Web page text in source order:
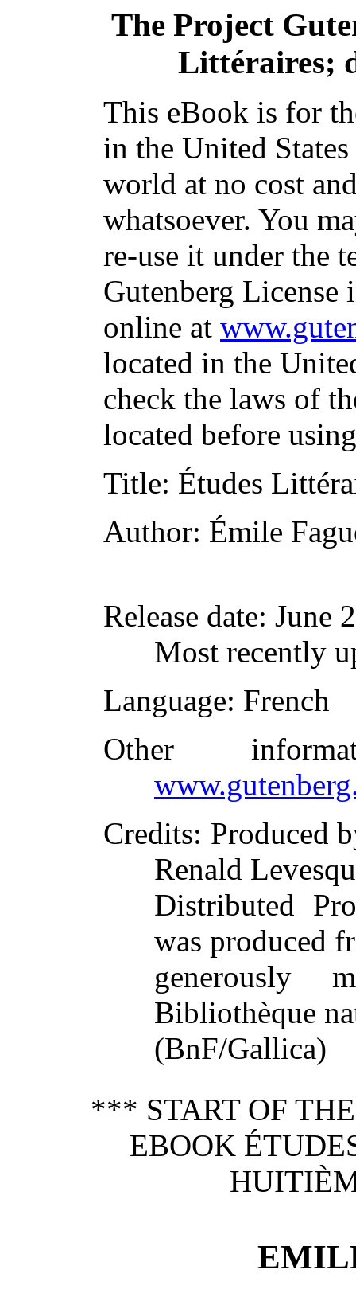
The Project
Littéraires;
This eBook is for
in the United
world at no cost
whatsoever. You
re-use it under the
Gutenberg
online at
located in the
check the laws of
located before
Title: Études
Author: Émile
Release date: June
Most recently
Language: French
Other
Credits: Produced
Renald
Distributed
was produced
generously
Bibliothèque
(BnF/Gallica)
*** START OF
EBOOK